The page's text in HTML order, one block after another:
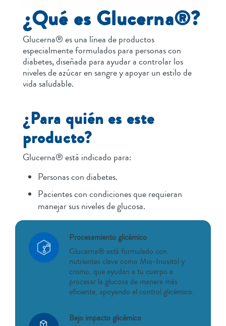
¿Qué es Glucerna®?
Glucerna® es una línea de productos
especialmente formulados para personas con
diabetes, diseñada para ayudar a controlar los
niveles de azúcar en sangre y apoyar un estilo de
vida saludable.
¿Para quién es este
producto?
Glucerna® está indicado para:
Personas con diabetes.
Pacientes con condiciones que requieran
manejar sus niveles de glucosa.
Procesamiento glicémico
Glucerna® está formulado con
nutrientes clave como Mio-Inositol y
cromo, que ayudan a tu cuerpo a
procesar la glucosa de manera más
eficiente, apoyando el control glicémico.
Bajo impacto glicémico